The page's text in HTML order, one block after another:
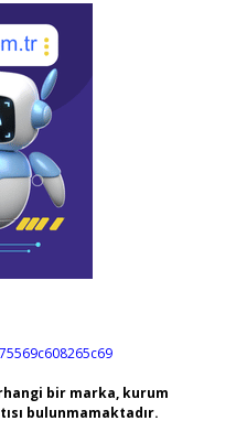
bir marka, kurum
bulunmamaktadır.